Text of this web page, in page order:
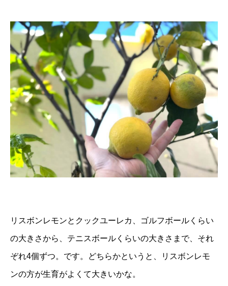
リスボンレモンとクックユーレカ、ゴルフボールくらい
の大きさから、テニスボールくらいの大きさまで、それ
ぞれ4個ずつ。です。どちらかというと、リスボンレモ
ンの方が生育がよくて大きいかな。